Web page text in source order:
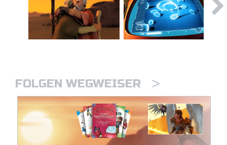
FOLGEN WEGWEISER >